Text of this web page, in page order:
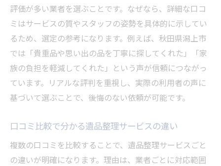
評価が多い業者を選ぶことです。なぜなら、詳細な口コ
ミはサービスの質やスタッフの姿勢を具体的に示してい
るため、選定の参考になります。例えば、秋田県潟上市
では「貴重品や思い出の品を丁寧に探してくれた」「家
族の負担を軽減してくれた」という声が信頼につながっ
ています。リアルな評判を重視し、実際の利用者の声に
基づいて選ぶことで、後悔のない依頼が可能です。
口コミ比較で分かる遺品整理サービスの違い
複数の口コミを比較することで、遺品整理サービスごと
の違いが明確になります。理由は、業者ごとに対応範囲